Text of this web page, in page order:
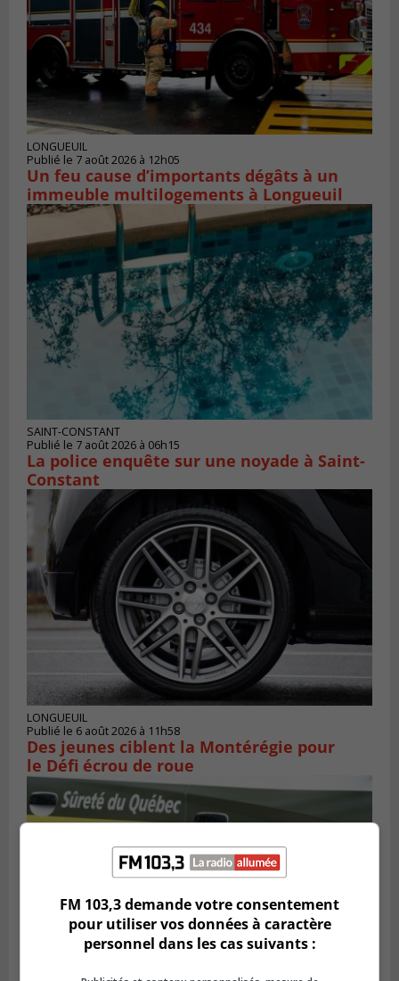
LONGUEUIL
Publié le 7 août 2026 à 12h05
Un feu cause d’importants dégâts à un
immeuble multilogements à Longueuil
SAINT-CONSTANT
Publié le 7 août 2026 à 06h15
La police enquête sur une noyade à Saint-
Constant
LONGUEUIL
Publié le 6 août 2026 à 11h58
Des jeunes ciblent la Montérégie pour
le Défi écrou de roue
FM 103,3 demande votre consentement
pour utiliser vos données à caractère
personnel dans les cas suivants :